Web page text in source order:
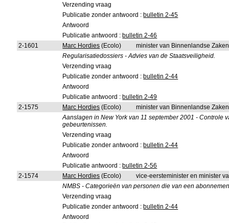
Verzending vraag
Publicatie zonder antwoord : bulletin 2-45
Antwoord
Publicatie antwoord : bulletin 2-46
2-1601
Marc Hordies (Ecolo)
minister van Binnenlandse Zaken
Regularisatiedossiers - Advies van de Staatsveiligheid.
Verzending vraag
Publicatie zonder antwoord : bulletin 2-44
Antwoord
Publicatie antwoord : bulletin 2-49
2-1575
Marc Hordies (Ecolo)
minister van Binnenlandse Zaken
Aanslagen in New York van 11 september 2001 -
gebeurtenissen.
Verzending vraag
Publicatie zonder antwoord : bulletin 2-44
Antwoord
Publicatie antwoord : bulletin 2-56
2-1574
Marc Hordies (Ecolo)
vice-eersteminister en minister
NMBS - Categorieën van personen die van een
Verzending vraag
Publicatie zonder antwoord : bulletin 2-44
Antwoord